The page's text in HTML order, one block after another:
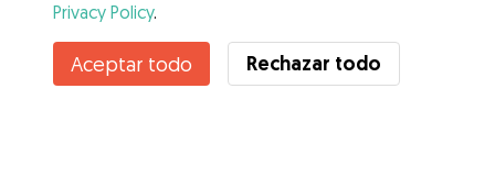
Contacta con Ángela
¿Conoces los Beneficios de Gudog? Ver más
Privacy Policy.
Aceptar todo Rechazar todo